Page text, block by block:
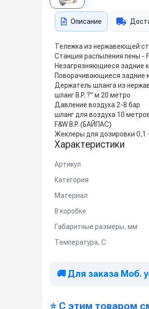
Описание
Тележка из нержавеющей
Станция распыления пены -
Незагрязняющиеся задние
Поворачивающиеся задние
Держатель шланга из
шланг B.P. ?" м 20 метро
Давление воздуха 2-8 бар
шланг для воздуха 10
F&W B.P. (БАЙПАС)
Жеклеры для дозировки 0,1
Характеристики
Артикул
Категория
Материал
В коробке
Габаритные размеры, мм
Температура, C
🚚 Для заказа Моб.
⭐ С этим товаром